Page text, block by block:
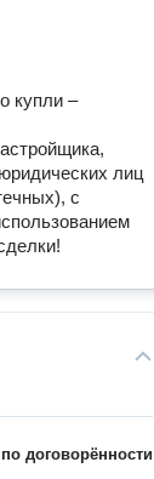
купли –
лиц
с
по договорённости